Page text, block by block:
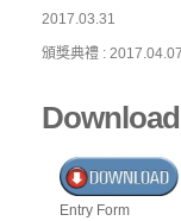
2017.03.31
頒獎典禮 : 2017.04.07
Entry Form